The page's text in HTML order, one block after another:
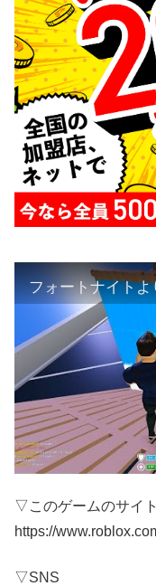
▽このゲームのサイト
https://
▽SNS